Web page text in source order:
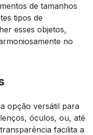
de tamanhos
tipos de
esses objetos,
no
opção versátil para
óculos, ou, até
facilita a